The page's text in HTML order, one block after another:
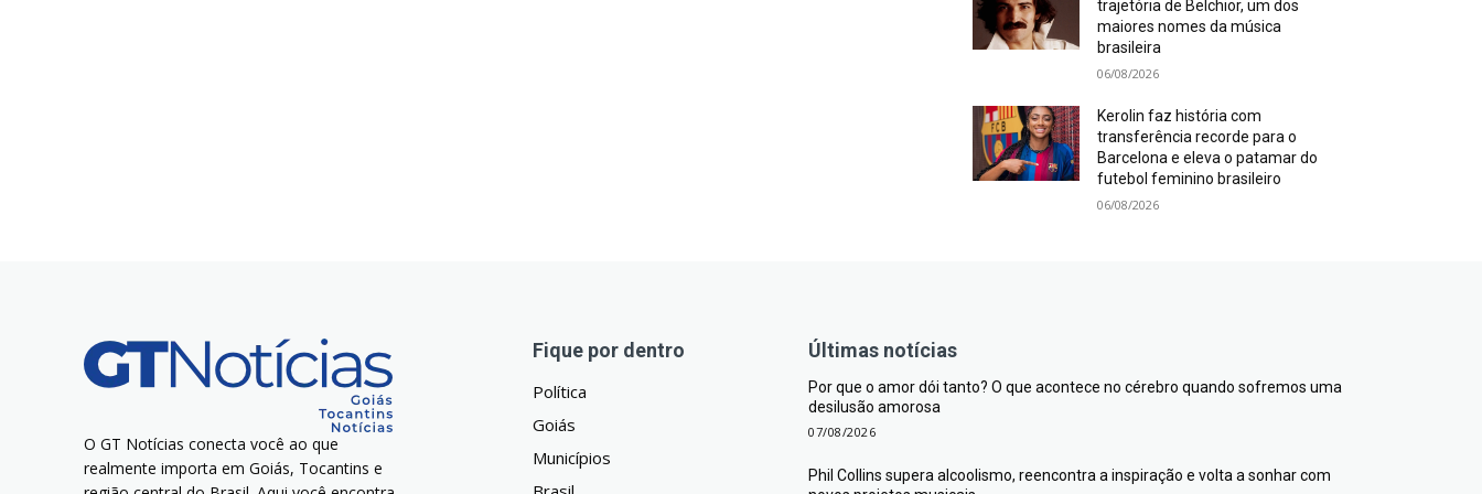
trajetória de Belchior, um dos
maiores nomes da música
brasileira
06/08/2026
Kerolin faz história com
transferência recorde para o
Barcelona e eleva o patamar do
futebol feminino brasileiro
06/08/2026
O GT Notícias conecta você ao que
realmente importa em Goiás, Tocantins e
Fique por dentro
Política
Goiás
Municípios
Últimas notícias
Por que o amor dói tanto? O que acontece no cérebro quando sofremos uma
desilusão amorosa
07/08/2026
Phil Collins supera alcoolismo, reencontra a inspiração e volta a sonhar com